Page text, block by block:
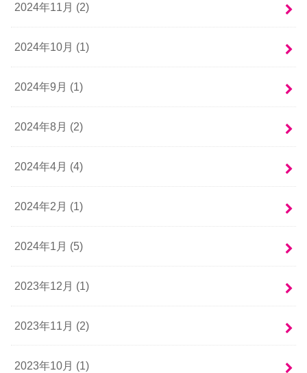
2024年11月 (2)
2024年10月 (1)
2024年9月 (1)
2024年8月 (2)
2024年4月 (4)
2024年2月 (1)
2024年1月 (5)
2023年12月 (1)
2023年11月 (2)
2023年10月 (1)